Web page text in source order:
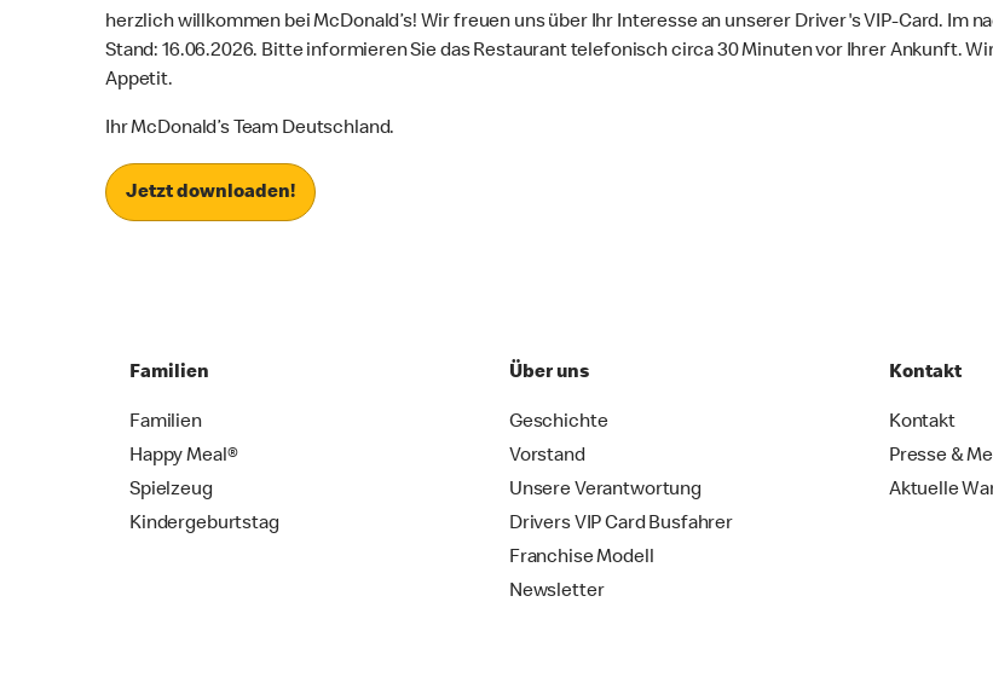
herzlich willkommen bei McDonald’s! Wir freuen uns über Ihr Interesse an unserer Driver's VIP-Card. Im
Stand: 16.06.2026. Bitte informieren Sie das Restaurant telefonisch circa 30 Minuten vor Ihrer Ankunft.
Appetit.
Ihr McDonald’s Team Deutschland.
Jetzt downloaden!
Familien
Familien
Happy Meal®
Spielzeug
Kindergeburtstag
Über uns
Geschichte
Vorstand
Unsere Verantwortung
Drivers VIP Card Busfahrer
Franchise Modell
Newsletter
Kontakt
Kontakt
Presse &
Aktuelle